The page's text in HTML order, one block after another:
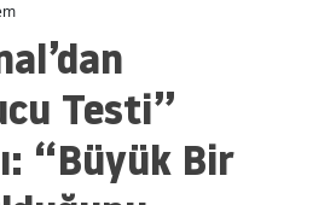
Testi”
“Büyük Bir